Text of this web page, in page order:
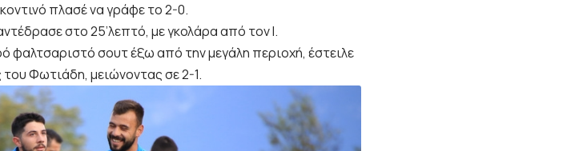
πλασέ να γράφε το 2-0.
στο 25’λεπτό, με γκολάρα από τον Ι.
φαλτσαριστό σουτ έξω από την μεγάλη περιοχή, έστειλε
Φωτιάδη, μειώνοντας σε 2-1.